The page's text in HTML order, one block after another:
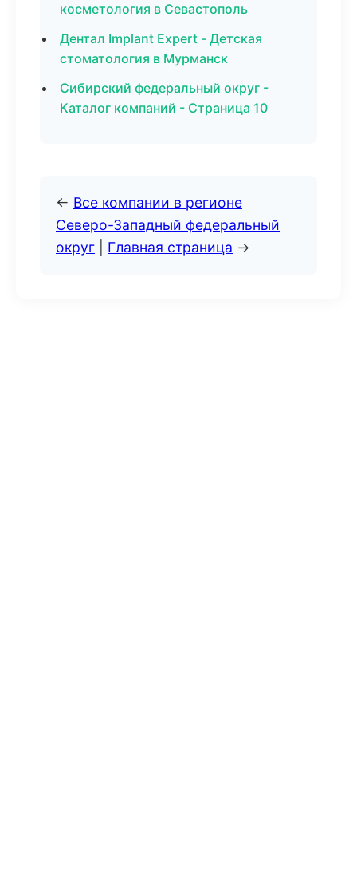
косметология в Севастополь
Дентал Implant Expert - Детская
стоматология в Мурманск
Сибирский федеральный округ -
Каталог компаний - Страница 10
← Все компании в регионе
Северо-Западный федеральный
округ
Главная страница →